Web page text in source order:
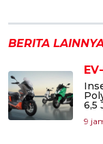
BERITA
6,5
9